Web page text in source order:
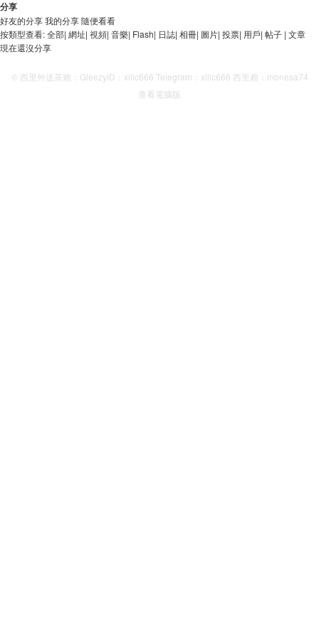
分享
好友的分享我的分享隨便看看
按類型查看:全部| 網址| 視頻| 音樂| Flash| 日誌| 相冊| 圖片| 投票| 用戶| 帖子 | 文章
現在還沒分享
© 西里外送茶賴：GleezyID：xilic666 Telegram：xilic666 西里賴：monesa74
查看電腦版